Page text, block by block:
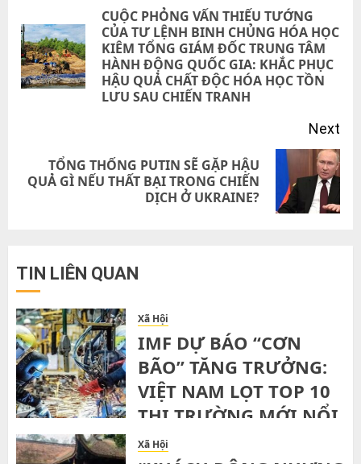
navigationCUỘC PHỎNG VẤN THIẾU TƯỚNG
CỦA TƯ LỆNH BINH CHỦNG HÓA HỌC
KIÊM TỔNG GIÁM ĐỐC TRUNG TÂM
HÀNH ĐỘNG QUỐC GIA: KHẮC PHỤC
HẬU QUẢ CHẤT ĐỘC HÓA HỌC TỒN
LƯU SAU CHIẾN TRANH
Next
Next
TỔNG THỐNG PUTIN SẼ GẶP HẬU
QUẢ GÌ NẾU THẤT BẠI TRONG CHIẾN
DỊCH Ở UKRAINE?
TIN LIÊN QUAN
Xã Hội
IMF DỰ BÁO “CƠN
BÃO” TĂNG TRƯỞNG:
VIỆT NAM LỌT TOP 10
THỊ TRƯỜNG MỚI NỔI
NHANH NHẤT THẾ
Xã Hội